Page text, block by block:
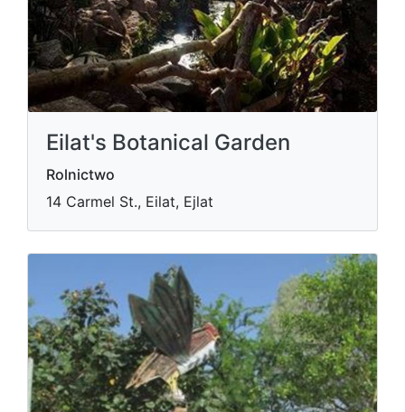
Eilat's Botanical Garden
Rolnictwo
14 Carmel St., Eilat, Ejlat